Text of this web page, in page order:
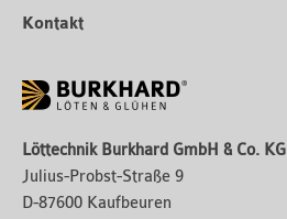
Kontakt
Löttechnik Burkhard GmbH & Co. KG
Julius-Probst-Straße 9
D-87600 Kaufbeuren